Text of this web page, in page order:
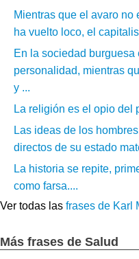
Mientras que el avaro no
ha vuelto loco, el
En la sociedad
personalidad, mientras
y ...
La religión es el opio del
Las ideas de los
directos de su estado
La historia se repite,
como farsa....
Ver todas las frases de Karl
Más frases de Salud